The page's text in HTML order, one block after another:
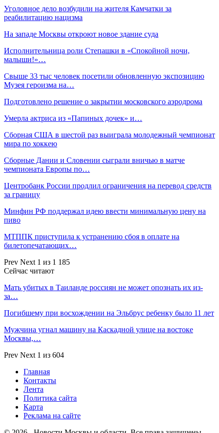
Уголовное дело возбудили на жителя Камчатки за
реабилитацию нацизма
На западе Москвы откроют новое здание суда
Исполнительница роли Степашки в «Спокойной ночи,
малыши!»…
Свыше 33 тыс человек посетили обновленную экспозицию
Музея героизма на…
Подготовлено решение о закрытии московского аэродрома
Умерла актриса из «Папиных дочек» и…
Сборная США в шестой раз выиграла молодежный чемпионат
мира по хоккею
Сборные Дании и Словении сыграли вничью в матче
чемпионата Европы по…
Центробанк России продлил ограничения на перевод средств
за границу
Минфин РФ поддержал идею ввести минимальную цену на
пиво
МТППК приступила к устранению сбоя в оплате на
билетопечатающих…
Prev Next 1 из 1 185
Сейчас читают
Мать убитых в Таиланде россиян не может опознать их из-
за…
Погибшему при восхождении на Эльбрус ребенку было 11 лет
Мужчина угнал машину на Каскадной улице на востоке
Москвы,…
Prev Next 1 из 604
Главная
Контакты
Лента
Политика сайта
Карта
Реклама на сайте